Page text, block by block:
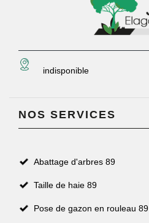
indisponible
NOS SERVICES
Abattage d'arbres 89
Taille de haie 89
Pose de gazon en rouleau 89